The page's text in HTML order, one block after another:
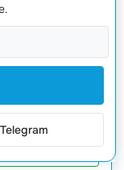
Telegram